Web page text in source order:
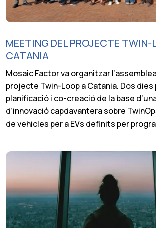
MEETING DEL PROJECTE TWIN-
CATANIA
Mosaic Factor va organitzar
projecte Twin-Loop a Catania. Dos dies
planificació i co-creació de la base
d’innovació capdavantera sobre
de vehicles per a EVs definits per